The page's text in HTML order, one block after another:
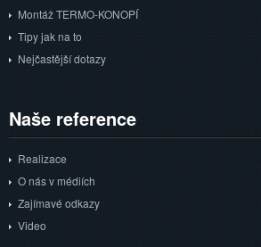
Montáž TERMO-KONOPÍ
Tipy jak na to
Nejčastější dotazy
Naše reference
Realizace
O nás v médiích
Zajímavé odkazy
Video